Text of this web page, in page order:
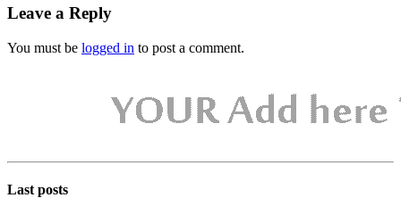
Leave a Reply
You must be logged in to post a comment.
Last posts